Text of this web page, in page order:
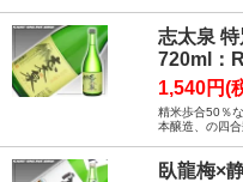
志太泉
720ml：
1,540円(
精米歩合50％
本醸造、の四合
臥龍梅×